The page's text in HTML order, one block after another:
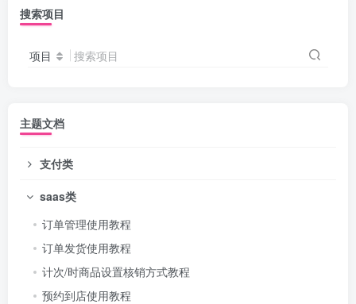
搜索项目
项目 搜索项目
主题文档
支付类
saas类
订单管理使用教程
订单发货使用教程
计次/时商品设置核销方式教程
预约到店使用教程